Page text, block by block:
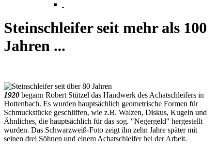
Steinschleifer seit mehr als 100
Jahren ...
1920 begann Robert Stützel das Handwerk des Achatschleifers in
Hottenbach. Es wurden hauptsächlich geometrische Formen für
Schmuckstücke geschliffen, wie z.B. Walzen, Diskus, Kugeln und
Ähnliches, die hauptsächlich für das sog. "Negergeld" hergestellt
wurden. Das Schwarzweiß-Foto zeigt ihn zehn Jahre später mit
seinen drei Söhnen und einem Achatschleifer bei der Arbeit.